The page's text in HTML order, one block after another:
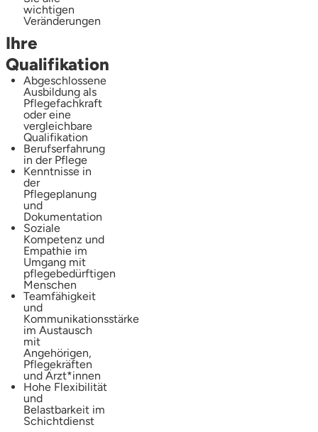
wichtigen
Veränderungen
Ihre
Qualifikation
Abgeschlossene
Ausbildung als
Pflegefachkraft
oder eine
vergleichbare
Qualifikation
Berufserfahrung
in der Pflege
Kenntnisse in
der
Pflegeplanung
und
Dokumentation
Soziale
Kompetenz und
Empathie im
Umgang mit
pflegebedürftigen
Menschen
Teamfähigkeit
und
Kommunikationsstärke
im Austausch
mit
Angehörigen,
Pflegekräften
und Ärzt*innen
Hohe Flexibilität
und
Belastbarkeit im
Schichtdienst